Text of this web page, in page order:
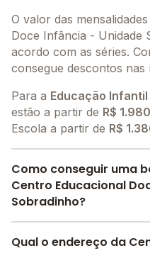
O valor das
Doce Infância - Unidade
acordo com as séries.
consegue descontos nas
Para a Educação Infantil
estão a partir de R$
Escola a partir de R$
Como conseguir uma
Centro Educacional
Sobradinho?
O Melhor Escola oferece
Qual o endereço da